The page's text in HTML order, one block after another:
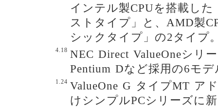
インテル製CPUを搭載し
ストタイプ」と、AMD製
シックタイプ」の2タイプ
4.18 NEC Direct ValueOneシリ
Pentium Dなど採用の6モデ
1.24 ValueOne G タイプMT ア
けシンプルPCシリーズに